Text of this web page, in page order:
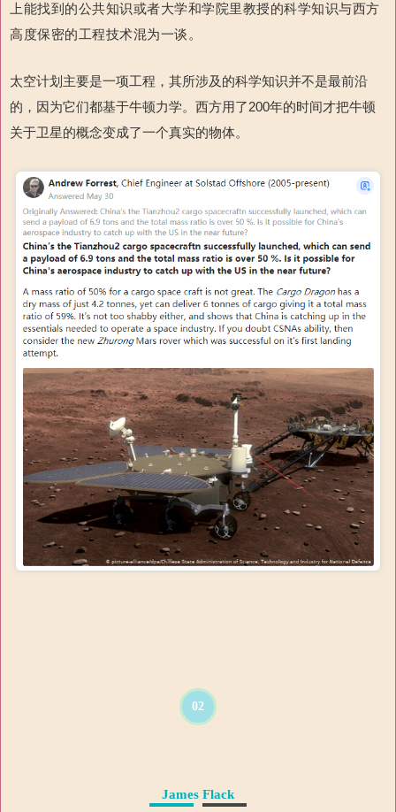
上能找到的公共知识或者大学和学院里教授的科学知识与西方
高度保密的工程技术混为一谈。
太空计划主要是一项工程，其所涉及的科学知识并不是最前沿
的，因为它们都基于牛顿力学。西方用了200年的时间才把牛顿
关于卫星的概念变成了一个真实的物体。
02
James Flack